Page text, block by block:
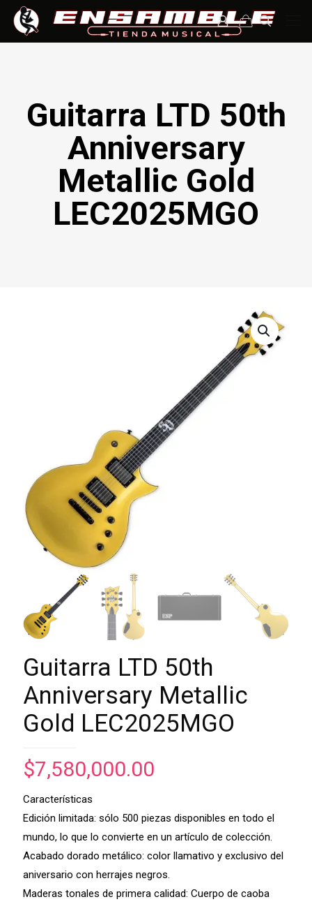
Guitarra LTD 50th
Anniversary
Metallic Gold
LEC2025MGO
Guitarra LTD 50th
Anniversary Metallic
Gold LEC2025MGO
$7,580,000.00
Características
Edición limitada: sólo 500 piezas disponibles en todo el
mundo, lo que lo convierte en un artículo de colección.
Acabado dorado metálico: color llamativo y exclusivo del
aniversario con herrajes negros.
Maderas tonales de primera calidad: Cuerpo de caoba